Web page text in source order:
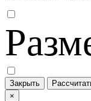
Закрыть
×